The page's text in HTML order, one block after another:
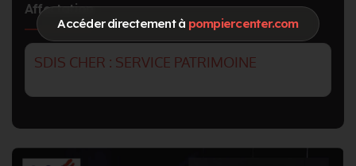
Accéder directement à pompiercenter.com
Affectation
SDIS CHER : SERVICE PATRIMOINE